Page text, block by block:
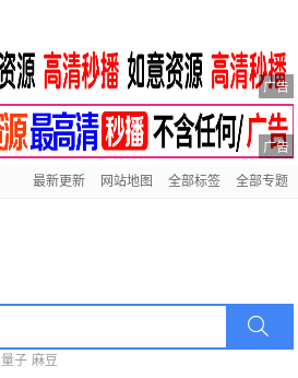
广告
广告
最新更新 网站地图 全部标签 全部专题
量子 麻豆